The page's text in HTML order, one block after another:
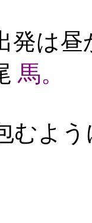
発は昼
馬。
むよう